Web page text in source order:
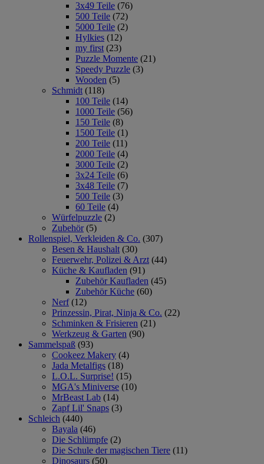
3x49 Teile (76)
500 Teile (72)
5000 Teile (2)
Hylkies (12)
my first (23)
Puzzle Momente (21)
Speedy Puzzle (3)
Wooden (5)
Schmidt (118)
100 Teile (14)
1000 Teile (56)
150 Teile (8)
1500 Teile (1)
200 Teile (11)
2000 Teile (4)
3000 Teile (2)
3x24 Teile (6)
3x48 Teile (7)
500 Teile (3)
60 Teile (4)
Würfelpuzzle (2)
Zubehör (5)
Rollenspiel, Verkleiden & Co. (307)
Besen & Haushalt (30)
Feuerwehr, Polizei & Arzt (44)
Küche & Kaufladen (91)
Zubehör Kaufladen (45)
Zubehör Küche (60)
Nerf (12)
Prinzessin, Pirat, Ninja & Co. (22)
Schminken & Frisieren (21)
Werkzeug & Garten (90)
Sammelspaß (93)
Cookeez Makery (4)
Jada Metalfigs (18)
L.O.L. Surprise! (15)
MGA's Miniverse (10)
MrBeast Lab (14)
Zapf Lil' Snaps (3)
Schleich (440)
Bayala (46)
Die Schlümpfe (2)
Die Schule der magischen Tiere (11)
Dinosaurs (50)